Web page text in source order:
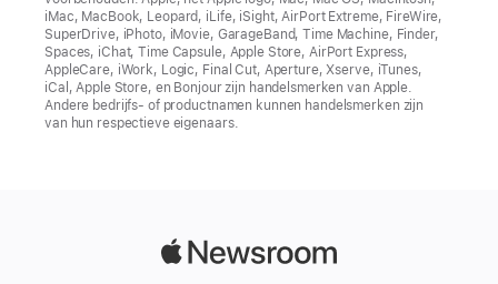
iMac, MacBook, Leopard, iLife, iSight, AirPort Extreme, FireWire,
SuperDrive, iPhoto, iMovie, GarageBand, Time Machine, Finder,
Spaces, iChat, Time Capsule, Apple Store, AirPort Express,
AppleCare, iWork, Logic, Final Cut, Aperture, Xserve, iTunes,
iCal, Apple Store, en Bonjour zijn handelsmerken van Apple.
Andere bedrijfs- of productnamen kunnen handelsmerken zijn
van hun respectieve eigenaars.